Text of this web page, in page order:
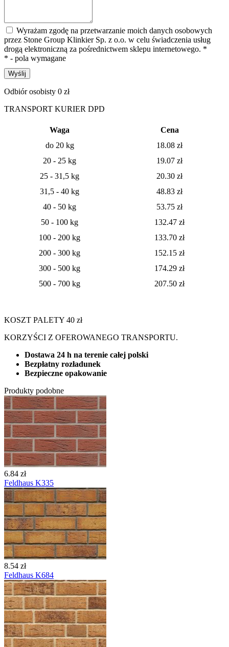
Wyrażam zgodę na przetwarzanie moich danych osobowych
przez Stone Group Klinkier Sp. z o.o. w celu świadczenia usług
drogą elektroniczną za pośrednictwem sklepu internetowego. *
* - pola wymagane
Wyślij
Odbiór osobisty 0 zł
TRANSPORT KURIER DPD
Waga
Cena
do 20 kg
18.08 zł
20 - 25 kg
19.07 zł
25 - 31,5 kg
20.30 zł
31,5 - 40 kg
48.83 zł
40 - 50 kg
53.75 zł
50 - 100 kg
132.47 zł
100 - 200 kg
133.70 zł
200 - 300 kg
152.15 zł
300 - 500 kg
174.29 zł
500 - 700 kg
207.50 zł
KOSZT PALETY 40 zł
KORZYŚCI Z OFEROWANEGO TRANSPORTU.
Dostawa 24 h na terenie całej polski
Bezpłatny rozładunek
Bezpieczne opakowanie
Produkty podobne
6.84 zł
Feldhaus K335
8.54 zł
Feldhaus K684